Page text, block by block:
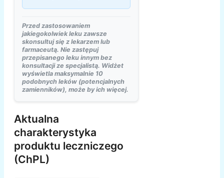
Przed zastosowaniem
jakiegokolwiek leku zawsze
skonsultuj się z lekarzem lub
farmaceutą. Nie zastępuj
przepisanego leku innym bez
konsultacji ze specjalistą. Widżet
wyświetla maksymalnie 10
podobnych leków (potencjalnych
zamienników), może by ich więcej.
Aktualna
charakterystyka
produktu leczniczego
(ChPL)